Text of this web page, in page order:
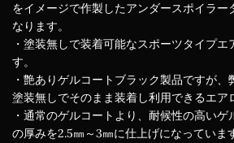
をイメージで作製したアンダースポイラー
なります。
・塗装無しで装着可能なスポーツタイプエ
す。
・艶ありゲルコートブラック製品ですが、
塗装無しでそのまま装着し利用できるエア
・通常のゲルコートより、耐候性の高い
の厚みを2.5㎜～3㎜に仕上げになっていま